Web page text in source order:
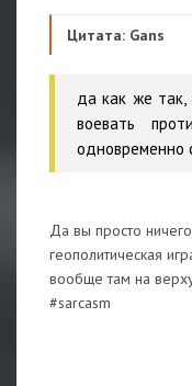
Цитата: Gans
да как же
воевать
одновременно
Да вы просто
геополитическая
вообще там на
#sarcasm